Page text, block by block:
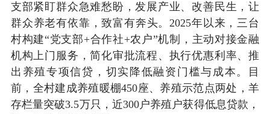
支部紧盯群众急难愁盼，发展产业、改善民生，让
群众养老有依靠，致富有奔头。2025年以来，三台
村构建“党支部+合作社+农户”机制，主动对接金融
机构上门服务，简化审批流程、执行优惠利率、推
出养殖专项信贷，切实降低融资门槛与成本。目
前，全村建成养殖暖棚450座、养殖示范点两处，羊
存栏量突破3.5万只，近300户养殖户获得低息贷款，